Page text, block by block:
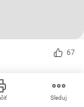
67
použiť
mäsa v
Sleduj